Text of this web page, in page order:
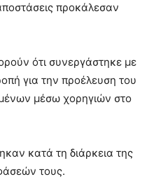
προκάλεσαν
ότι συνεργάστηκε με
για την προέλευση του
μέσω χορηγιών στο
κατά τη διάρκεια της
τους.